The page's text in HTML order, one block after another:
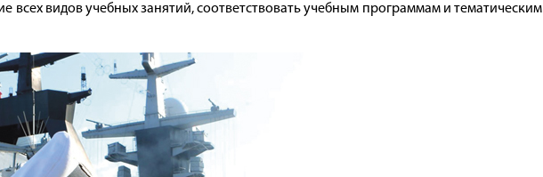
всех видов учебных занятий, соответствовать учебным программам и тематическим